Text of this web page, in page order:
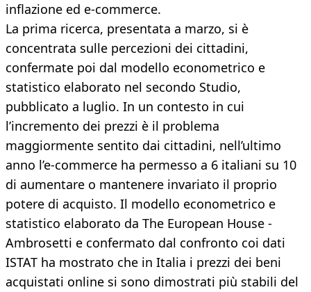
inflazione ed e-commerce.
La prima ricerca, presentata a marzo, si è
concentrata sulle percezioni dei cittadini,
confermate poi dal modello econometrico e
statistico elaborato nel secondo Studio,
pubblicato a luglio. In un contesto in cui
l’incremento dei prezzi è il problema
maggiormente sentito dai cittadini, nell’ultimo
anno l’e-commerce ha permesso a 6 italiani su 10
di aumentare o mantenere invariato il proprio
potere di acquisto. Il modello econometrico e
statistico elaborato da The European House -
Ambrosetti e confermato dal confronto coi dati
ISTAT ha mostrato che in Italia i prezzi dei beni
acquistati online si sono dimostrati più stabili del